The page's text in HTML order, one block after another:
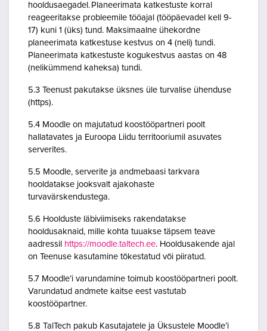
hooldusaegadel. Planeerimata katkestuste korral
reageeritakse probleemile tööajal (tööpäevadel kell 9-
17) kuni 1 (üks) tund. Maksimaalne ühekordne
planeerimata katkestuse kestvus on 4 (neli) tundi.
Planeerimata katkestuste kogukestvus aastas on 48
(nelikümmend kaheksa) tundi.
5.3 Teenust pakutakse üksnes üle turvalise ühenduse
(https).
5.4 Moodle on majutatud koostööpartneri poolt
hallatavates ja Euroopa Liidu territooriumil asuvates
serverites.
5.5 Moodle, serverite ja andmebaasi tarkvara
hooldatakse jooksvalt ajakohaste
turvavärskendustega.
5.6 Hoolduste läbiviimiseks rakendatakse
hooldusaknaid, mille kohta tuuakse täpsem teave
aadressil https://moodle.taltech.ee. Hooldusakende ajal
on Teenuse kasutamine tõkestatud või piiratud.
5.7 Moodle’i varundamine toimub koostööpartneri poolt.
Varundatud andmete kaitse eest vastutab
koostööpartner.
5.8 TalTech pakub Kasutajatele ja Üksustele Moodle’i